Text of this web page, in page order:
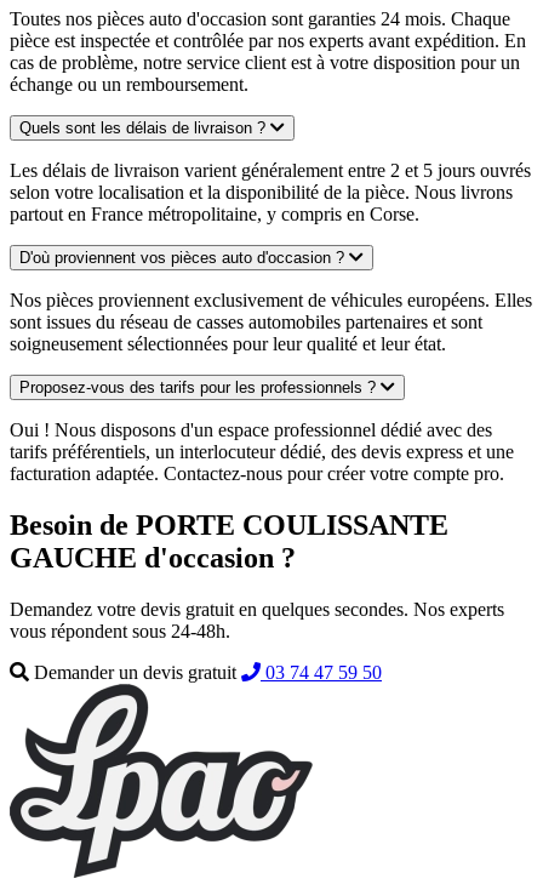
Toutes nos pièces auto d'occasion sont garanties 24 mois. Chaque
pièce est inspectée et contrôlée par nos experts avant expédition. En
cas de problème, notre service client est à votre disposition pour un
échange ou un remboursement.
Quels sont les délais de livraison ?
Les délais de livraison varient généralement entre 2 et 5 jours ouvrés
selon votre localisation et la disponibilité de la pièce. Nous livrons
partout en France métropolitaine, y compris en Corse.
D'où proviennent vos pièces auto d'occasion ?
Nos pièces proviennent exclusivement de véhicules européens. Elles
sont issues du réseau de casses automobiles partenaires et sont
soigneusement sélectionnées pour leur qualité et leur état.
Proposez-vous des tarifs pour les professionnels ?
Oui ! Nous disposons d'un espace professionnel dédié avec des
tarifs préférentiels, un interlocuteur dédié, des devis express et une
facturation adaptée. Contactez-nous pour créer votre compte pro.
Besoin de PORTE COULISSANTE
GAUCHE d'occasion ?
Demandez votre devis gratuit en quelques secondes. Nos experts
vous répondent sous 24-48h.
Demander un devis gratuit
03 74 47 59 50